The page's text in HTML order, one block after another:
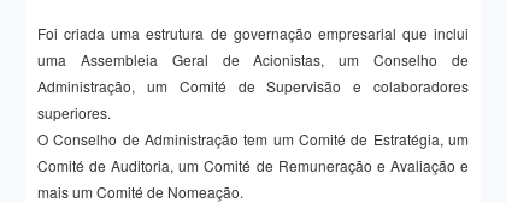
Foi criada uma estrutura de governação empresarial que inclui
uma Assembleia Geral de Acionistas, um Conselho de
Administração, um Comité de Supervisão e colaboradores
superiores.
O Conselho de Administração tem um Comité de Estratégia, um
Comité de Auditoria, um Comité de Remuneração e Avaliação e
mais um Comité de Nomeação.